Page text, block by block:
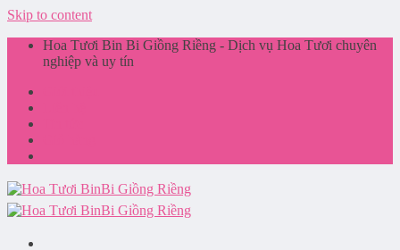
Skip to content
Hoa Tươi Bin Bi Giồng Riềng - Dịch vụ Hoa Tươi chuyên
nghiệp và uy tín